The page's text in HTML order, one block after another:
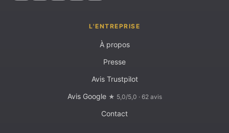
L'ENTREPRISE
À propos
Presse
Avis Trustpilot
Avis Google ★ 5,0/5,0 · 62 avis
Contact